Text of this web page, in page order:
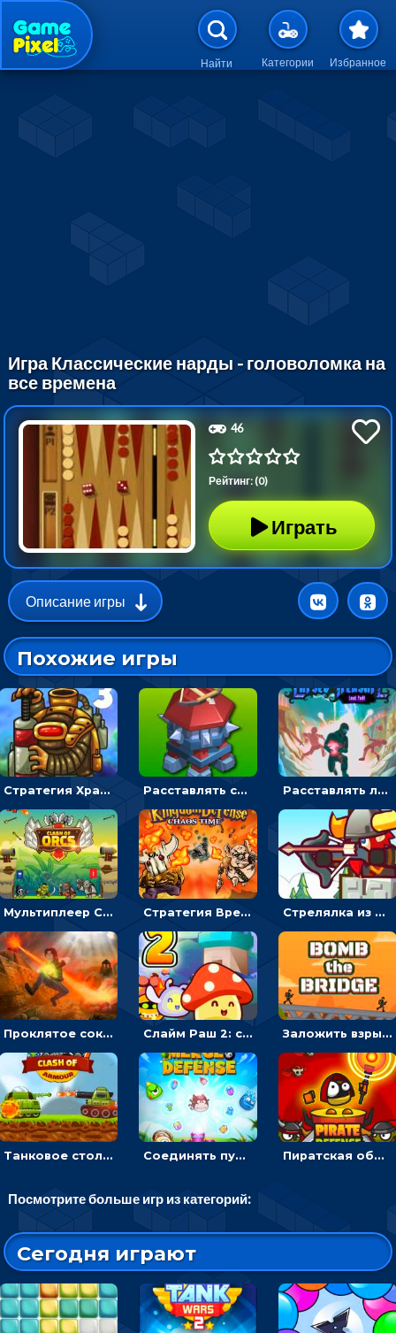
Перейти к основному
Найти Категории Избранное
Игра Классические нарды - головоломка на
все времена
46
Рейтинг: (0)
Играть
Описание игры
Похожие игры
Стратегия Хранители рощи: расставлять монстров, чтобы охранять камни от врагов Расставлять стрелков и оборонять башню от монстров - стратегия Расставлять ловушки, чтобы охранять камни в темнице - для мальчиков
Мультиплеер Столкновение орков: направлять воинов, чтобы покорять башню противника Стратегия Время Хаоса: расставлять воинов или защищать королевство Стрелялка из лука Часовой страж: целиться и бить стрелами по скелетам
Проклятое сокровище: расставляй оборону, чтобы защищать камни – стратегия Слайм Раш 2: ставить оборону, чтобы побеждать захватчиков - для мальчиков Заложить взрывчатку, чтобы подорвать мост – военная стратегия
Танковое столкновение: запускать танки или захватывать базу противника – стратегия Соединять пушки, чтобы уничтожать монстров - стратегия Пиратская оборона: расставлять воинов, чтобы уничтожать нападающих - стратегия
Посмотрите больше игр из категорий:
Сегодня играют